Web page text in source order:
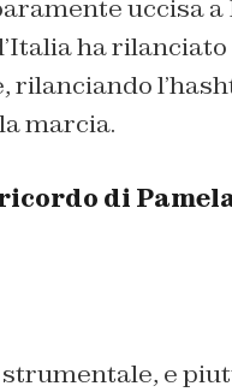
uccisa
ha
rilanciando
marcia.
di
e